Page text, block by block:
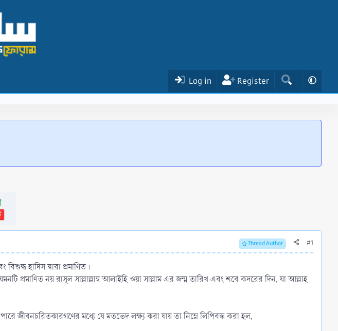
Log in Register
Thread Author #1
হাদিস দ্বারা প্রমাণিত ।
প্রমাণিত নয় রাসূল সাল্লাল্লাহু আলাইহি ওয়া সাল্লাম এর জন্ম তারিখ এবং শবে কদরের দিন, যা আল্লাহ
জীবনচরিতকারগণের মধ্যে যে মতভেদ লক্ষ্য করা যায় তা নিম্নে লিপিবদ্ধ করা হল,